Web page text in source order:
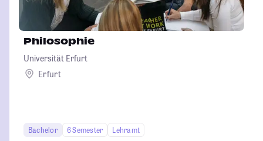
Philosophie
Universität Erfurt
Erfurt
Bachelor 6 Semester
Lehramt